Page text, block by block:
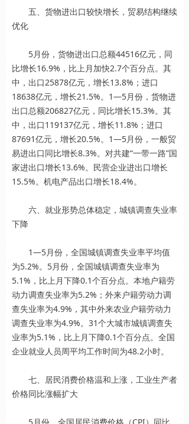
五、货物进出口较快增长，贸易结构继续
优化
5月份，货物进出口总额44516亿元，同
比增长16.9%，比上月加快2.7个百分点。其
中，出口25878亿元，增长13.8%；进口
18638亿元，增长21.5%。1—5月份，货物进
出口总额206827亿元，同比增长15.3%。其
中，出口119137亿元，增长11.8%；进口
87691亿元，增长20.5%。1—5月份，一般贸
易进出口同比增长8.3%。对共建“一带一路”国
家进出口增长13.6%。民营企业进出口增长
15.5%。机电产品出口增长18.4%。
六、就业形势总体稳定，城镇调查失业率
下降
1—5月份，全国城镇调查失业率平均值
为5.2%。5月份，全国城镇调查失业率为
5.1%，比上月下降0.1个百分点。本地户籍劳
动力调查失业率为5.2%；外来户籍劳动力调
查失业率为4.9%，其中外来农业户籍劳动力
调查失业率为4.9%。31个大城市城镇调查失
业率为5.1%，比上月下降0.1个百分点。全国
企业就业人员周平均工作时间为48.2小时。
七、居民消费价格温和上涨，工业生产者
价格同比涨幅扩大